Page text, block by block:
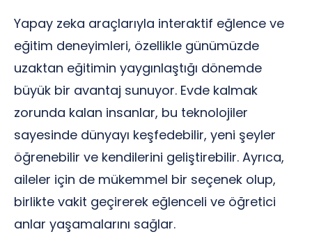
Yapay zeka araçlarıyla interaktif eğlence ve
eğitim deneyimleri, özellikle günümüzde
uzaktan eğitimin yaygınlaştığı dönemde
büyük bir avantaj sunuyor. Evde kalmak
zorunda kalan insanlar, bu teknolojiler
sayesinde dünyayı keşfedebilir, yeni şeyler
öğrenebilir ve kendilerini geliştirebilir. Ayrıca,
aileler için de mükemmel bir seçenek olup,
birlikte vakit geçirerek eğlenceli ve öğretici
anlar yaşamalarını sağlar.